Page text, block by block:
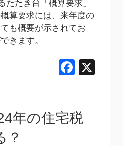
たき台「概算要求」
算要求には、来年度の
も概要が示されてお
きます。
F
e
年の住宅税
？